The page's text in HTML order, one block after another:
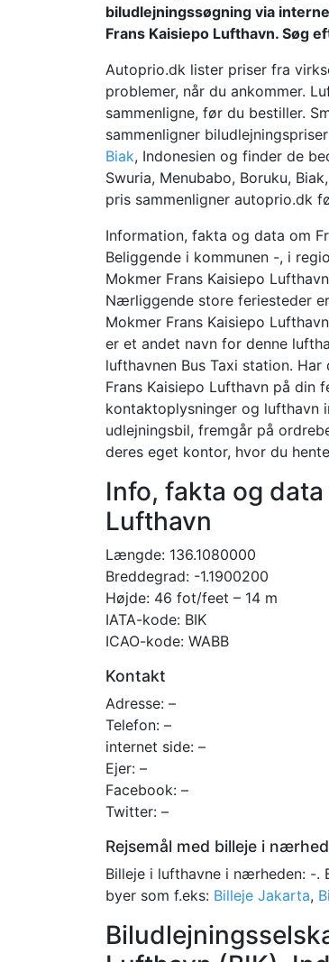
biludlejningssøgning via
Frans Kaisiepo Lufthavn. Søg
Autoprio.dk lister priser fra
problemer, når du ankommer.
sammenligne, før du bestiller.
sammenligner
Biak, Indonesien og finder de
Swuria, Menubabo, Boruku,
pris sammenligner autoprio.dk
Information, fakta og data om
Beliggende i kommunen -, i
Mokmer Frans Kaisiepo
Nærliggende store feriesteder
Mokmer Frans Kaisiepo
er et andet navn for denne
lufthavnen Bus Taxi station.
Frans Kaisiepo Lufthavn på din
kontaktoplysninger og lufthavn
udlejningsbil, fremgår på
deres eget kontor, hvor du
Info, fakta og
Lufthavn
Længde: 136.1080000
Breddegrad: -1.1900200
Højde: 46 fot/feet – 14 m
IATA-kode: BIK
ICAO-kode: WABB
Kontakt
Adresse: –
Telefon: –
internet side: –
Ejer: –
Facebook: –
Twitter: –
Rejsemål med billeje i
Billeje i lufthavne i nærheden: -.
byer som f.eks: Billeje Jakarta,